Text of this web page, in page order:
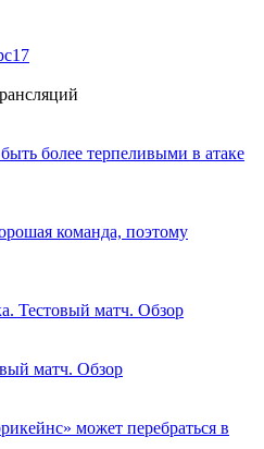
17
более терпеливыми в атаке
команда, поэтому
Тестовый матч. Обзор
матч. Обзор
может перебраться в